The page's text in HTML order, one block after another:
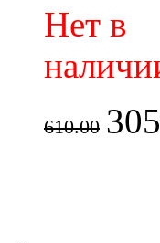
Нет в
610.00